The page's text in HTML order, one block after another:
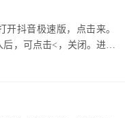
抖音极速版，点击来。
，可点击<，关闭。进入